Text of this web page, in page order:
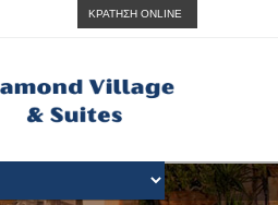
ΚΡΑΤΗΣΗ ONLINE